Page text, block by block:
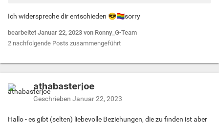
Ich widerspreche dir entschieden 😎🏳️‍🌈sorry
bearbeitet Januar 22, 2023 von Ronny_G-Team
2 nachfolgende Posts zusammengeführt
athabasterjoe
Geschrieben Januar 22, 2023
Hallo - es gibt (selten) liebevolle Beziehungen, die zu finden ist aber